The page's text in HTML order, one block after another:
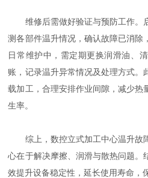
维修后需做好验证与预防工作。
测各部件温升情况，确认故障已消除
日常维护中，需定期更换润滑油、
账，记录温升异常情况及处理方式。
载加工，合理安排作业间隙，减少热
生率。
综上，数控立式加工中心温升故
心在于解决摩擦、润滑与散热问题。
效提升设备稳定性，延长使用寿命，